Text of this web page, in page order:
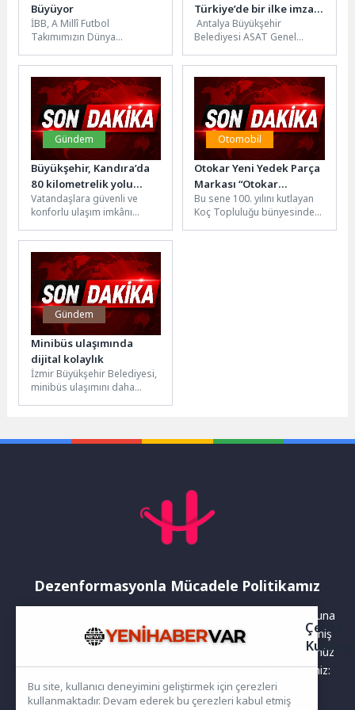
Büyüyor
İBB, A Millî Futbol
Takımımızın Dünya
kent meydanlarına taşımaya
devam ediyor. İlk maçta...
Türkiye’de bir ilke imza
attı
Antalya Büyükşehir
Belediyesi ASAT Genel
Laboratuvarı, Türk
Akreditasyon Kurumu
(TÜRKAK) tarafından
gerçekleştirilen...
Gündem
Büyükşehir, Kandıra’da
80 kilometrelik yolu
onaracak
Vatandaşlara güvenli ve
konforlu ulaşım imkânı
sürdüren Kocaeli Büyükşehir
Belediyesi, Kandıra’da
önemli...
Otomobil
Otokar Yeni Yedek Parça
Markası “Otokar
Spectra”yı
Automechanika’da
Tanıttı
Bu sene 100. yılını kutlayan
Koç Topluluğu bünyesinde
Gündem
Minibüs ulaşımında
dijital kolaylık
İzmir Büyükşehir Belediyesi,
minibüs ulaşımını daha
Dezenformasyonla Mücadele Politikamız
Yayınlanan haberler doğruluk ilkesi gözetilerek hazırlanır. Buna
rağmen bazı içeriklerde eksik, hatalı veya güncelliğini yitirmiş
bilgiler bulunabilir.Yanlış veya yanıltıcı olduğunu düşündüğünüz
haberleri aşağıdaki iletişim kanallarından bize bildirebilirsiniz:
Çerez
Bu site, kullanıcı deneyimini geliştirmek için çerezleri
kullanmaktadır. Devam ederek bu çerezleri kabul etmiş